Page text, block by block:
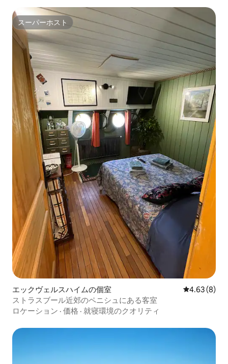
スーパーホスト
スーパーホスト
エックヴェルスハイムの個室 レビュー8
4.63 (8)
ストラスブール近郊のペニシュにある客室
ロケーション · 価格 · 就寝環境のクオリティ